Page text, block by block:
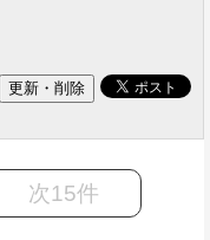
次15件